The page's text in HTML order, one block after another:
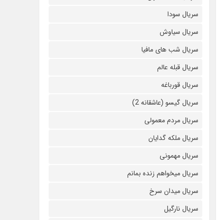
سریال سودا
سریال سیاوش
سریال شب های مافیا
سریال قبله عالم
سریال قورباغه
سریال گیسو (عاشقانه 2)
سریال مردم معمولی
سریال ملکه گدایان
سریال مهمونی
سریال میخواهم زنده بمانم
سریال میدان سرخ
سریال نارگیل